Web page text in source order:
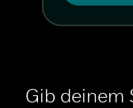
Gib deinem